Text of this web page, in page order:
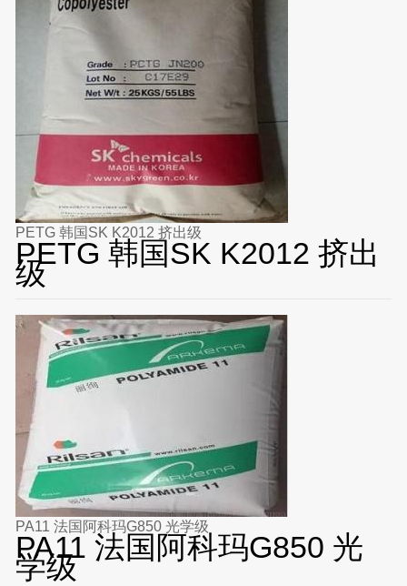
PETG 韩国SK K2012 挤出级
PETG 韩国SK K2012 挤出
级
PA11 法国阿科玛G850 光学级
PA11 法国阿科玛G850 光
学级